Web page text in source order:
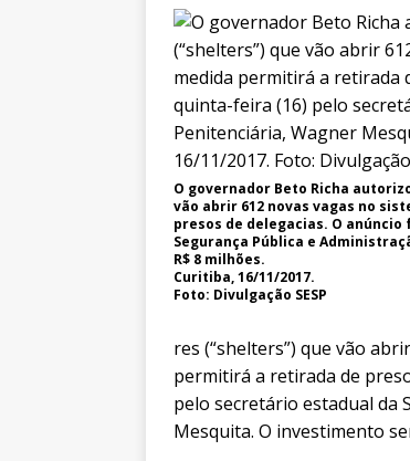
O governador Beto Richa
vão abrir 612 novas vagas no
presos de delegacias. O
Segurança Pública e
R$ 8 milhões.
Curitiba, 16/11/2017.
Foto: Divulgação SESP
res (“shelters”) que vão
permitirá a retirada de
pelo secretário estadual da
Mesquita. O investimento